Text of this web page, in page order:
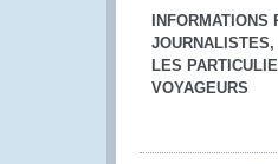
INFORMATIONS
LES
VOYAGEURS